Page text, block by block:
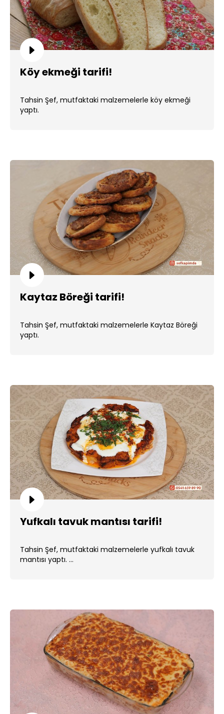
Köy ekmeği tarifi!
Tahsin Şef, mutfaktaki malzemelerle köy ekmeği
yaptı.
Kaytaz Böreği tarifi!
Tahsin Şef, mutfaktaki malzemelerle Kaytaz Böreği
yaptı.
Yufkalı tavuk mantısı tarifi!
Tahsin Şef, mutfaktaki malzemelerle yufkalı tavuk
mantısı yaptı. ...